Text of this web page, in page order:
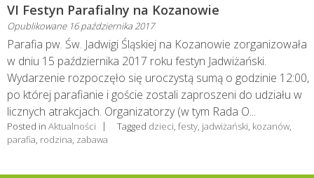
VI Festyn Parafialny na Kozanowie
Opublikowane 16 października 2017
Parafia pw. Św. Jadwigi Śląskiej na Kozanowie zorganizowała
w dniu 15 października 2017 roku festyn Jadwiżański.
Wydarzenie rozpoczęło się uroczystą sumą o godzinie 12:00,
po której parafianie i goście zostali zaproszeni do udziału w
licznych atrakcjach. Organizatorzy (w tym Rada O...
Posted in Aktualności Tagged dzieci festy jadwiżański kozanów
parafia rodzina zabawa